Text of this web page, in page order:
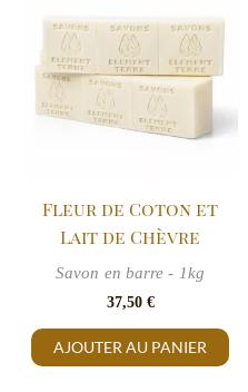
Fleur de Coton et
Lait de Chèvre
Savon en barre - 1kg
37,50 €
AJOUTER AU PANIER